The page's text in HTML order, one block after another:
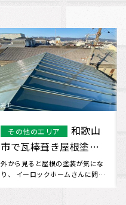
大阪市
大阪市生野区
で屋根重ね葺き工事を
行いました
家が古くなって来て、屋根の変色
や劣化も気になっていた時、 HPで